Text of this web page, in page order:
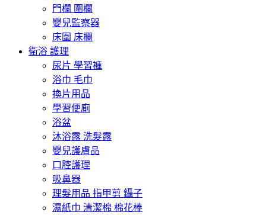
門欄 圍欄
嬰兒監察器
床圍 床欄
衛浴 護理
尿片 學習褲
浴巾 毛巾
換片用品
學習便廁
浴盆
沐浴露 洗髮露
嬰兒護膚品
口腔護理
吸鼻器
理髮用品 指甲剪 鑷子
濕紙巾 清潔棉 棉花棒